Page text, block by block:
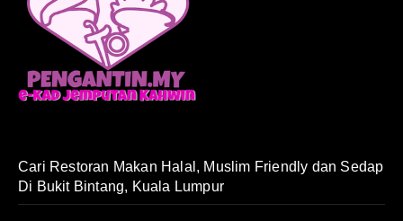
Cari Restoran Makan Halal, Muslim Friendly dan Sedap
Di Bukit Bintang, Kuala Lumpur